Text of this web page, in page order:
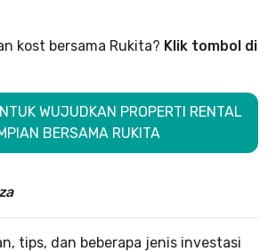
kost bersama Rukita? Klik tombol di
WUJUDKAN PROPERTI RENTAL
BERSAMA RUKITA
tips, dan beberapa jenis investasi